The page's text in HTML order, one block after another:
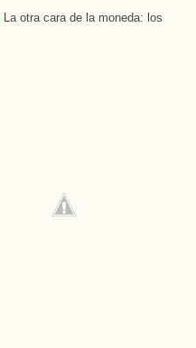
La otra cara de la moneda: los